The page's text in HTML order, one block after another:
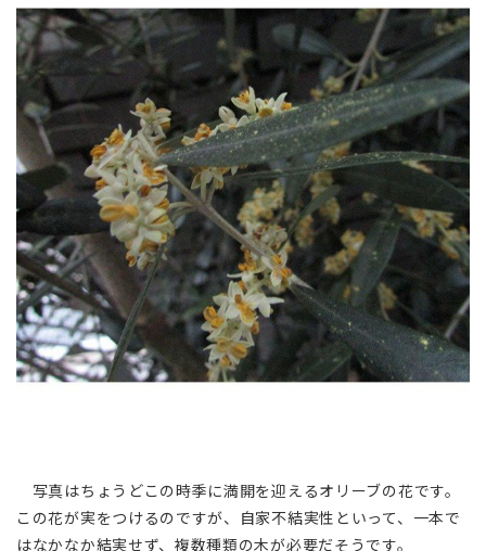
写真はちょうどこの時季に満開を迎えるオリーブの花です。
この花が実をつけるのですが、自家不結実性といって、一本で
はなかなか結実せず、複数種類の木が必要だそうです。